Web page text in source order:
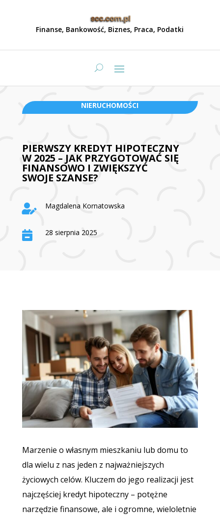
Finanse, Bankowość, Biznes, Praca, Podatki
NIERUCHOMOŚCI
PIERWSZY KREDYT HIPOTECZNY
W 2025 – JAK PRZYGOTOWAĆ SIĘ
FINANSOWO I ZWIĘKSZYĆ
SWOJE SZANSE?
 Magdalena Kornatowska
 28 sierpnia 2025
Marzenie o własnym mieszkaniu lub domu to
dla wielu z nas jeden z najważniejszych
życiowych celów. Kluczem do jego realizacji jest
najczęściej kredyt hipoteczny – potężne
narzędzie finansowe, ale i ogromne, wieloletnie